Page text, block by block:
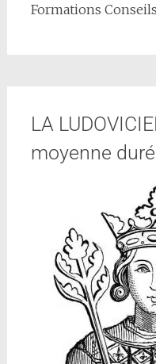
Formations
LA
moyenne